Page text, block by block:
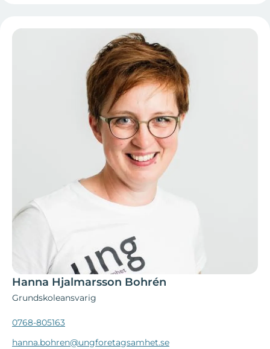
Hanna Hjalmarsson Bohrén
Grundskoleansvarig
0768-805163
hanna.bohren@ungforetagsamhet.se